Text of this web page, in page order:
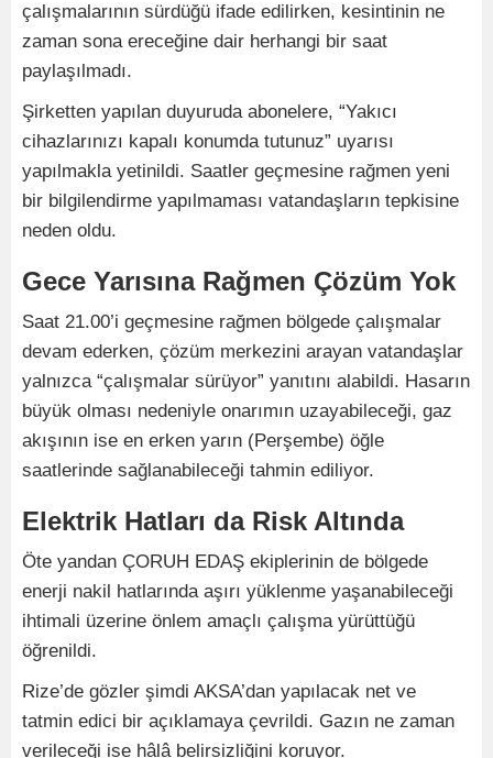
çalışmalarının sürdüğü ifade edilirken, kesintinin ne
zaman sona ereceğine dair herhangi bir saat
paylaşılmadı.
Şirketten yapılan duyuruda abonelere, “Yakıcı
cihazlarınızı kapalı konumda tutunuz” uyarısı
yapılmakla yetinildi. Saatler geçmesine rağmen yeni
bir bilgilendirme yapılmaması vatandaşların tepkisine
neden oldu.
Gece Yarısına Rağmen Çözüm Yok
Saat 21.00’i geçmesine rağmen bölgede çalışmalar
devam ederken, çözüm merkezini arayan vatandaşlar
yalnızca “çalışmalar sürüyor” yanıtını alabildi. Hasarın
büyük olması nedeniyle onarımın uzayabileceği, gaz
akışının ise en erken yarın (Perşembe) öğle
saatlerinde sağlanabileceği tahmin ediliyor.
Elektrik Hatları da Risk Altında
Öte yandan ÇORUH EDAŞ ekiplerinin de bölgede
enerji nakil hatlarında aşırı yüklenme yaşanabileceği
ihtimali üzerine önlem amaçlı çalışma yürüttüğü
öğrenildi.
Rize’de gözler şimdi AKSA’dan yapılacak net ve
tatmin edici bir açıklamaya çevrildi. Gazın ne zaman
verileceği ise hâlâ belirsizliğini koruyor.